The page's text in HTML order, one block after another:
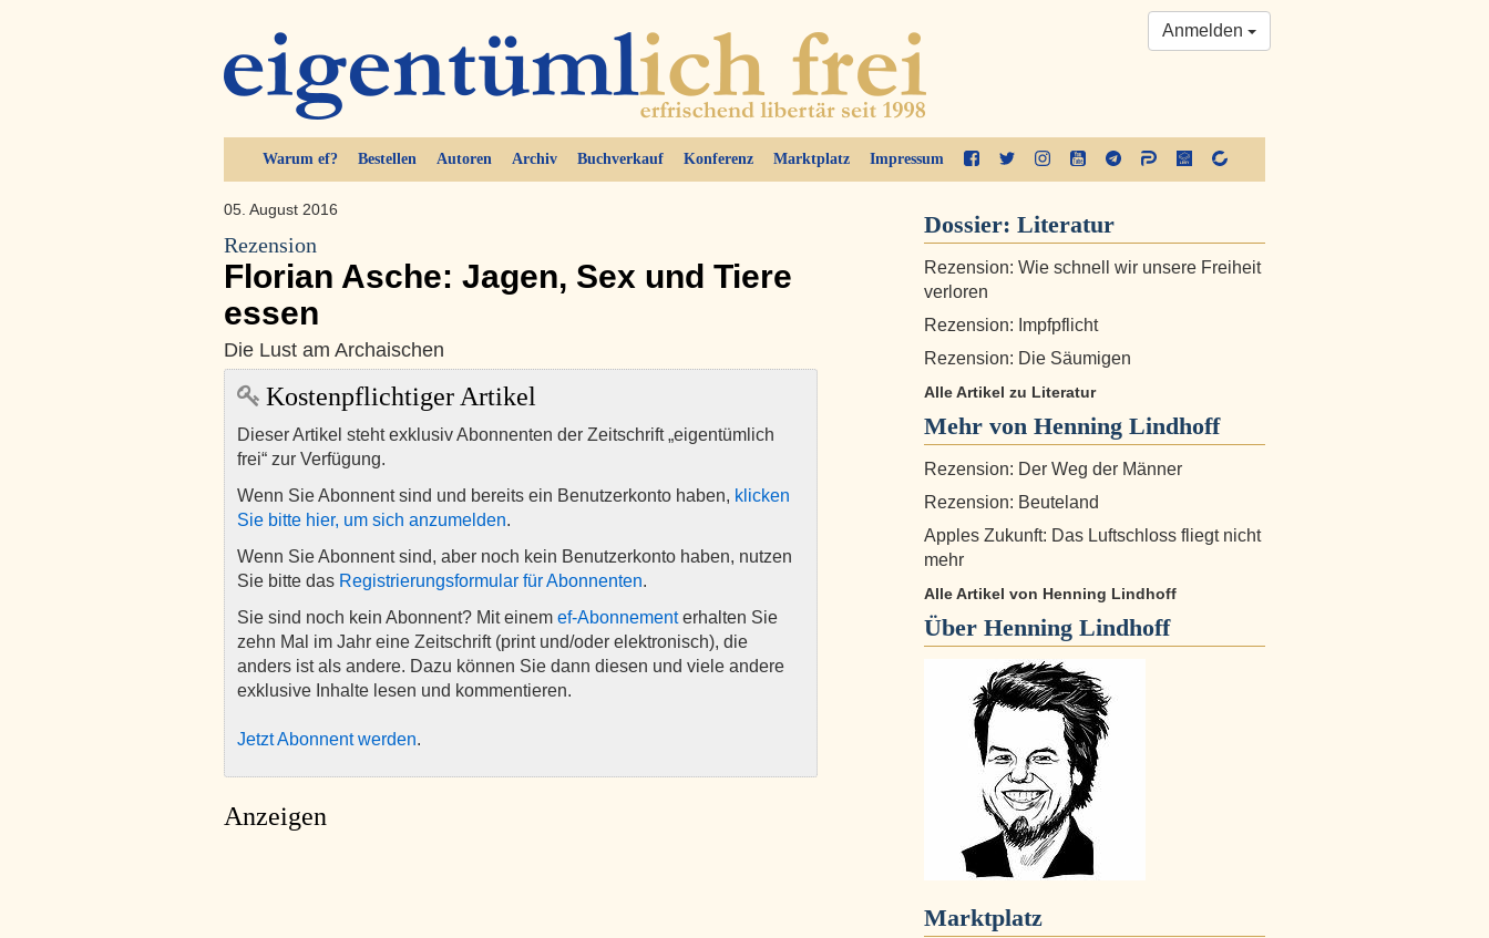
Warum ef? Bestellen Autoren Archiv Buchverkauf Konferenz Marktplatz Impressum
Anmelden
05. August 2016
Rezension
Florian Asche: Jagen, Sex und Tiere
essen
Die Lust am Archaischen
Kostenpflichtiger Artikel
Dieser Artikel steht exklusiv Abonnenten der Zeitschrift „eigentümlich
frei“ zur Verfügung.
Wenn Sie Abonnent sind und bereits ein Benutzerkonto haben, klicken
Sie bitte hier, um sich anzumelden.
Wenn Sie Abonnent sind, aber noch kein Benutzerkonto haben, nutzen
Sie bitte das Registrierungsformular für Abonnenten.
Sie sind noch kein Abonnent? Mit einem ef-Abonnementerhalten Sie
zehn Mal im Jahr eine Zeitschrift (print und/oder elektronisch), die
anders ist als andere. Dazu können Sie dann diesen und viele andere
exklusive Inhalte lesen und kommentieren.
Jetzt Abonnent werden.
Anzeigen
Dossier: Literatur
Rezension: Wie schnell wir unsere Freiheit
verloren
Rezension: Impfpflicht
Rezension: Die Säumigen
Alle Artikel zu Literatur
Mehr von Henning Lindhoff
Rezension: Der Weg der Männer
Rezension: Beuteland
Apples Zukunft: Das Luftschloss fliegt nicht
mehr
Alle Artikel von Henning Lindhoff
Über Henning Lindhoff
Marktplatz